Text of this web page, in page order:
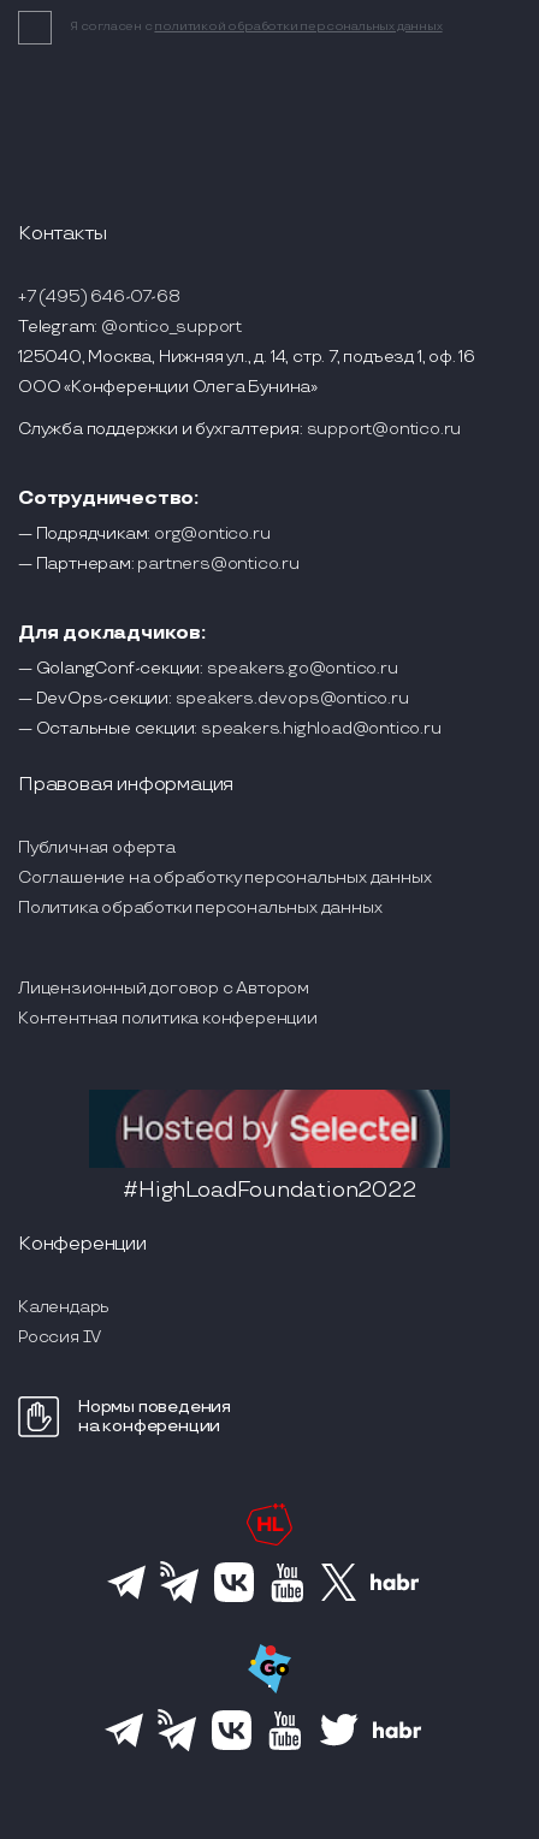
Я согласен с политикой обработки персональных данных
Контакты
+7 (495) 646-07-68
Telegram: @ontico_support
125040, Москва, Нижняя ул., д. 14, стр. 7, подъезд 1, оф. 16
ООО «Конференции Олега Бунина»
Служба поддержки и бухгалтерия: support@ontico.ru
Сотрудничество:
— Подрядчикам: org@ontico.ru
— Партнерам: partners@ontico.ru
Для докладчиков:
— GolangConf-секции: speakers.go@ontico.ru
— DevOps-секции: speakers.devops@ontico.ru
— Остальные секции: speakers.highload@ontico.ru
Конференции
Календарь
Россия IV
Нормы поведения
на конференции
Правовая информация
Публичная оферта
Соглашение на обработку персональных данных
Политика обработки персональных данных
Лицензионный договор с Автором
Контентная политика конференции
#HighLoadFoundation2022